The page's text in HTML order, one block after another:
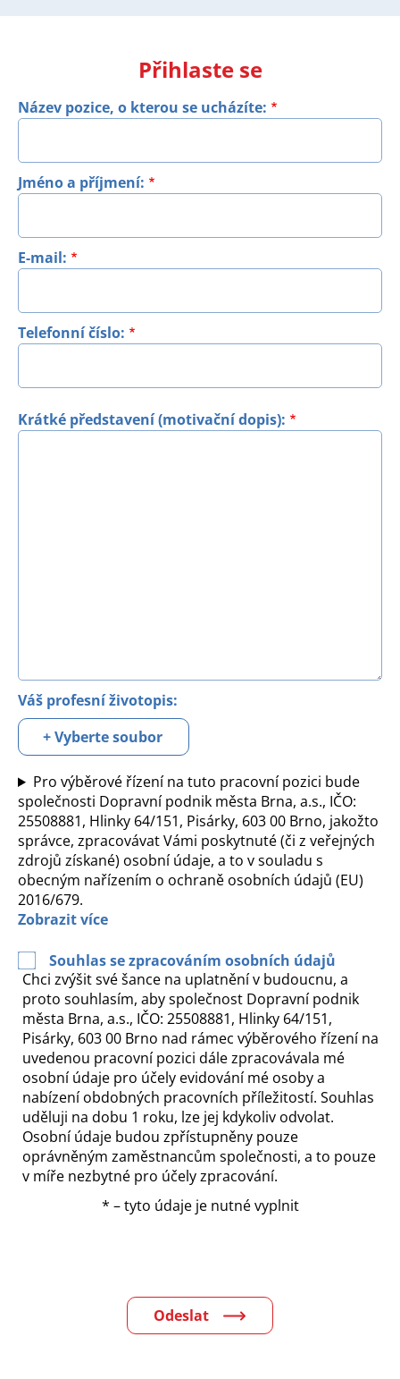
Přihlaste se
Název pozice, o kterou se ucházíte:
Jméno a příjmení:
E-mail:
Telefonní číslo:
Krátké představení (motivační dopis):
Váš profesní životopis:
Vyberte soubor
Pro výběrové řízení na tuto pracovní pozici bude
společnosti Dopravní podnik města Brna, a.s., IČO:
25508881, Hlinky 64/151, Pisárky, 603 00 Brno, jakožto
správce, zpracovávat Vámi poskytnuté (či z veřejných
zdrojů získané) osobní údaje, a to v souladu s
obecným nařízením o ochraně osobních údajů (EU)
2016/679.
Souhlas se zpracováním osobních údajů
Chci zvýšit své šance na uplatnění v budoucnu, a
proto souhlasím, aby společnost Dopravní podnik
města Brna, a.s., IČO: 25508881, Hlinky 64/151,
Pisárky, 603 00 Brno nad rámec výběrového řízení na
uvedenou pracovní pozici dále zpracovávala mé
osobní údaje pro účely evidování mé osoby a
nabízení obdobných pracovních příležitostí. Souhlas
uděluji na dobu 1 roku, lze jej kdykoliv odvolat.
Osobní údaje budou zpřístupněny pouze
oprávněným zaměstnancům společnosti, a to pouze
v míře nezbytné pro účely zpracování.
* – tyto údaje je nutné vyplnit